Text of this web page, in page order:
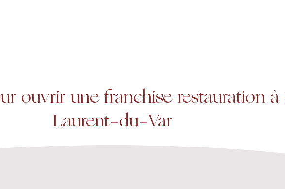
ouvrir une franchise restauration à
Laurent-du-Var